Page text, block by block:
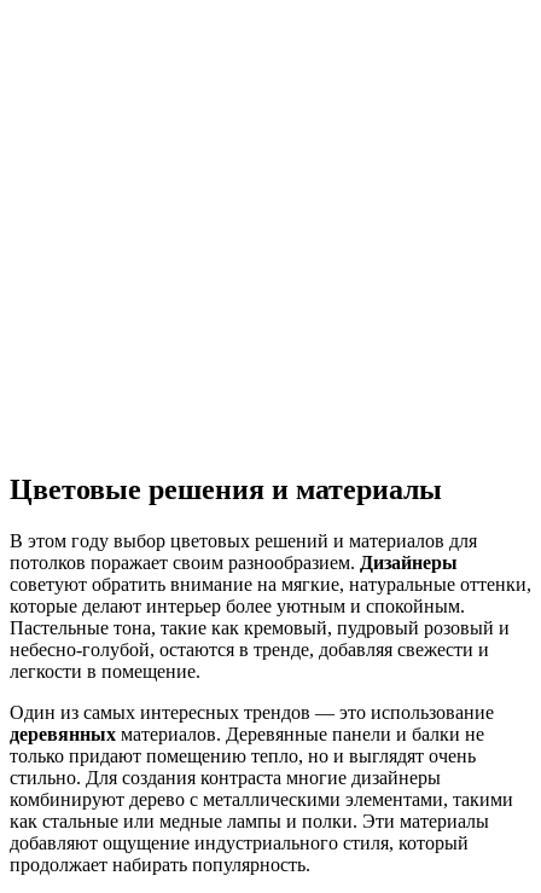
Цветовые решения и материалы
В этом году выбор цветовых решений и материалов для
потолков поражает своим разнообразием. Дизайнеры
советуют обратить внимание на мягкие, натуральные оттенки,
которые делают интерьер более уютным и спокойным.
Пастельные тона, такие как кремовый, пудровый розовый и
небесно-голубой, остаются в тренде, добавляя свежести и
легкости в помещение.
Один из самых интересных трендов — это использование
деревянных материалов. Деревянные панели и балки не
только придают помещению тепло, но и выглядят очень
стильно. Для создания контраста многие дизайнеры
комбинируют дерево с металлическими элементами, такими
как стальные или медные лампы и полки. Эти материалы
добавляют ощущение индустриального стиля, который
продолжает набирать популярность.